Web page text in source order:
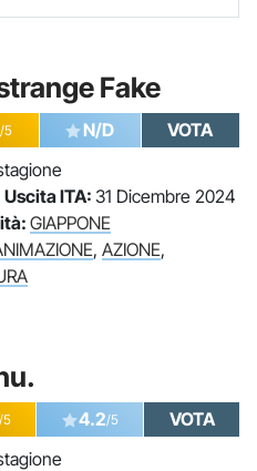
Fake
/5 N/D
VOTA
Uscita ITA: 31 Dicembre 2024
GIAPPONE
, AZIONE,
5 4.2/5
VOTA